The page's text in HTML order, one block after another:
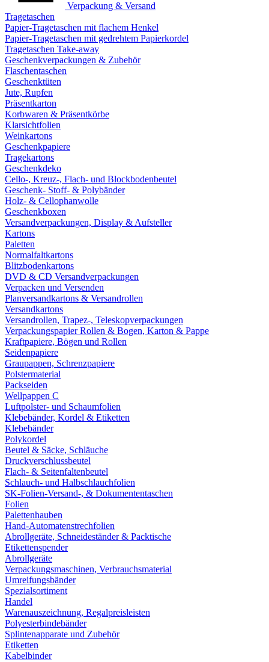
Verpackung & Versand
Tragetaschen
Papier-Tragetaschen mit flachem Henkel
Papier-Tragetaschen mit gedrehtem Papierkordel
Tragetaschen Take-away
Geschenkverpackungen & Zubehör
Flaschentaschen
Geschenktüten
Jute, Rupfen
Präsentkarton
Korbwaren & Präsentkörbe
Klarsichtfolien
Weinkartons
Geschenkpapiere
Tragekartons
Geschenkdeko
Cello-, Kreuz-, Flach- und Blockbodenbeutel
Geschenk- Stoff- & Polybänder
Holz- & Cellophanwolle
Geschenkboxen
Versandverpackungen, Display & Aufsteller
Kartons
Paletten
Normalfaltkartons
Blitzbodenkartons
DVD & CD Versandverpackungen
Verpacken und Versenden
Planversandkartons & Versandrollen
Versandkartons
Versandrollen, Trapez-, Teleskopverpackungen
Verpackungspapier Rollen & Bogen, Karton & Pappe
Kraftpapiere, Bögen und Rollen
Seidenpapiere
Graupappen, Schrenzpapiere
Polstermaterial
Packseiden
Wellpappen C
Luftpolster- und Schaumfolien
Klebebänder, Kordel & Etiketten
Klebebänder
Polykordel
Beutel & Säcke, Schläuche
Druckverschlussbeutel
Flach- & Seitenfaltenbeutel
Schlauch- und Halbschlauchfolien
SK-Folien-Versand-, & Dokumententaschen
Folien
Palettenhauben
Hand-Automatenstrechfolien
Abrollgeräte, Schneideständer & Packtische
Etikettenspender
Abrollgeräte
Verpackungsmaschinen, Verbrauchsmaterial
Umreifungsbänder
Spezialsortiment
Handel
Warenauszeichnung, Regalpreisleisten
Polyesterbindebänder
Splintenapparate und Zubehör
Etiketten
Kabelbinder